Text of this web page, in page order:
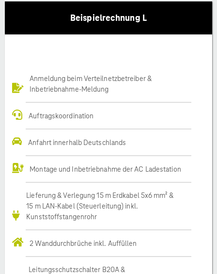
Beispielrechnung L
Anmeldung beim Verteilnetzbetreiber &
Inbetriebnahme-Meldung
Auftragskoordination
Anfahrt innerhalb Deutschlands
Montage und Inbetriebnahme der AC Ladestation
Lieferung & Verlegung 15 m Erdkabel 5x6 mm² &
15 m LAN-Kabel (Steuerleitung) inkl.
Kunststoffstangenrohr
2 Wanddurchbrüche inkl. Auffüllen
Leitungsschutzschalter B20A &